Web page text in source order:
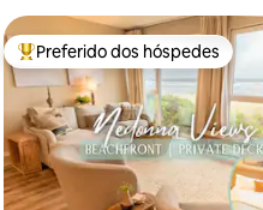
Entre os melhores preferidos
Preferido dos hóspedes